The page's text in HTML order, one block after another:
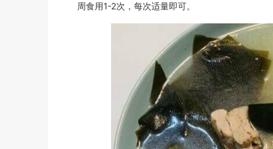
周食用1-2次，每次适量即可。